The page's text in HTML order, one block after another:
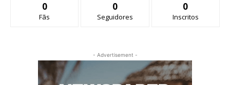
0
Fãs
0
Seguidores
0
Inscritos
- Advertisement -